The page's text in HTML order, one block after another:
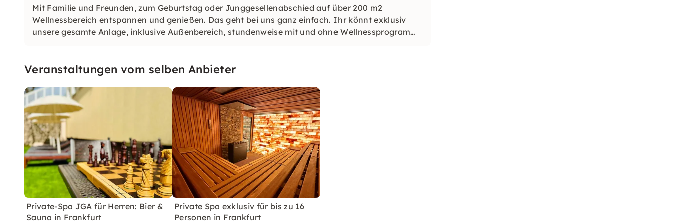
Mit Familie und Freunden, zum Geburtstag oder Junggesellenabschied auf über 200 m2
Wellnessbereich entspannen und genießen. Das geht bei uns ganz einfach. Ihr könnt exklusiv
unsere gesamte Anlage, inklusive Außenbereich, stundenweise mit und ohne Wellnessprogramm
Veranstaltungen vom selben Anbieter
Private-Spa JGA für Herren: Bier &
Sauna in Frankfurt
Private Spa exklusiv für bis zu 16
Personen in Frankfurt